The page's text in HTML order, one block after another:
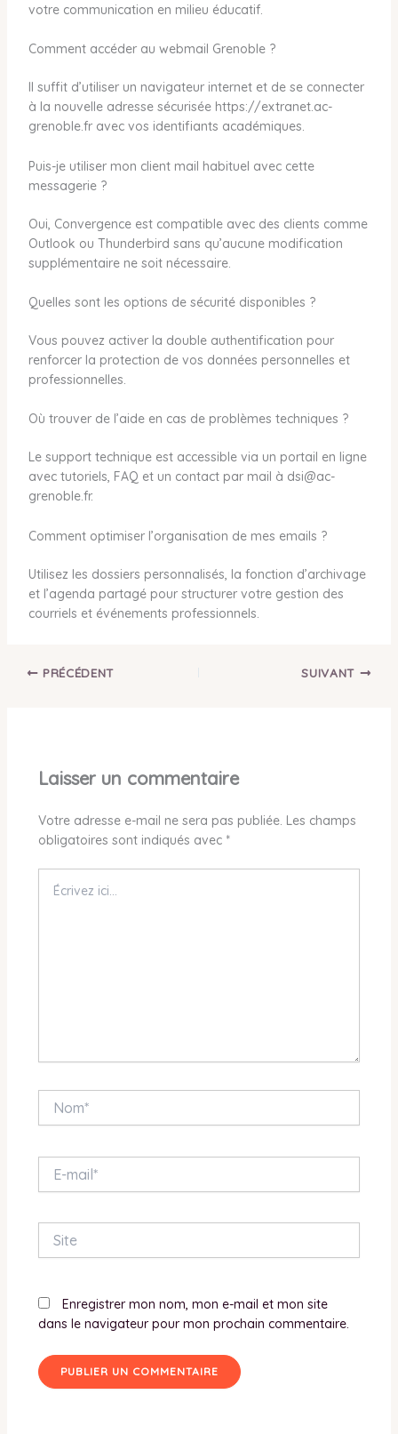
votre communication en milieu éducatif.
Comment accéder au webmail Grenoble ?
Il suffit d’utiliser un navigateur internet et de se connecter
à la nouvelle adresse sécurisée https://extranet.ac-
grenoble.fr avec vos identifiants académiques.
Puis-je utiliser mon client mail habituel avec cette
messagerie ?
Oui, Convergence est compatible avec des clients comme
Outlook ou Thunderbird sans qu’aucune modification
supplémentaire ne soit nécessaire.
Quelles sont les options de sécurité disponibles ?
Vous pouvez activer la double authentification pour
renforcer la protection de vos données personnelles et
professionnelles.
Où trouver de l’aide en cas de problèmes techniques ?
Le support technique est accessible via un portail en ligne
avec tutoriels, FAQ et un contact par mail à dsi@ac-
grenoble.fr.
Comment optimiser l’organisation de mes emails ?
Utilisez les dossiers personnalisés, la fonction d’archivage
et l’agenda partagé pour structurer votre gestion des
courriels et événements professionnels.
PRÉCÉDENT SUIVANT
Laisser un commentaire
Votre adresse e-mail ne sera pas publiée. Les champs
obligatoires sont indiqués avec *
ici…
mail*
Enregistrer mon nom, mon e-mail et mon site
dans le navigateur pour mon prochain commentaire.